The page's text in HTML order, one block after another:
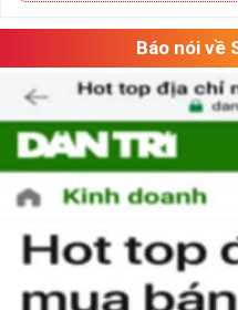
Chọn Mua
Bạn cũng sẽ không có nhiều
Báo nói về